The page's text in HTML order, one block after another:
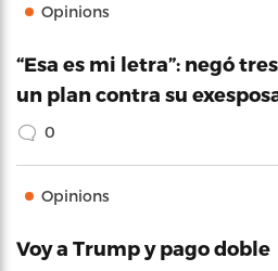
Opinions
“Esa es mi letra”: negó
un plan contra su
0
Opinions
Voy a Trump y pago doble